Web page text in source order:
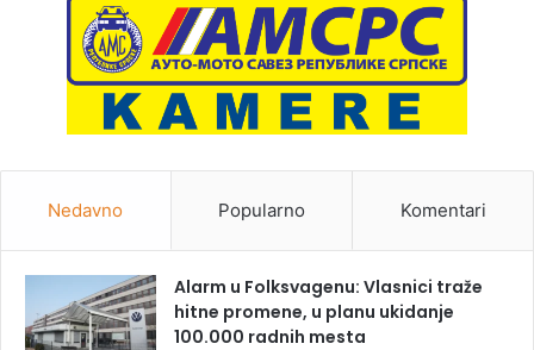
Nedavno Popularno Komentari
Alarm u Folksvagenu: Vlasnici traže
hitne promene, u planu ukidanje
100.000 radnih mesta